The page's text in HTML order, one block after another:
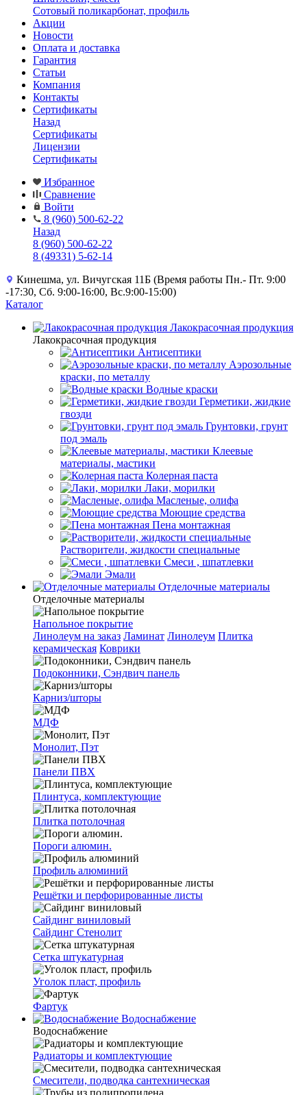
Сотовый поликарбонат, профиль
Акции
Новости
Оплата и доставка
Гарантия
Статьи
Компания
Контакты
Сертификаты
Назад
Сертификаты
Лицензии
Сертификаты
Избранное
Сравнение
Войти
8 (960) 500-62-22
Назад
8 (960) 500-62-22
8 (49331) 5-62-14
Кинешма, ул. Вичугская 11Б (Время работы Пн.- Пт. 9:00
-17:30, Сб. 9:00-16:00, Вс.9:00-15:00)
Каталог
Лакокрасочная продукция
Лакокрасочная продукция
Антисептики
Аэрозольные
краски, по металлу
Водные краски
Герметики, жидкие
гвозди
Грунтовки, грунт
под эмаль
Клеевые
материалы, мастики
Колерная паста
Лаки, морилки
Масленые, олифа
Моющие средства
Пена монтажная
Растворители, жидкости специальные
Смеси , шпатлевки
Эмали
Отделочные материалы
Отделочные материалы
Напольное покрытие
Линолеум на заказ Ламинат Линолеум Плитка
керамическая Коврики
Подоконники, Сэндвич панель
Карниз/шторы
МДФ
Монолит, Пэт
Панели ПВХ
Плинтуса, комплектующие
Плитка потолочная
Пороги алюмин.
Профиль алюминий
Решётки и перфорированные листы
Сайдинг виниловый
Сайдинг Стенолит
Сетка штукатурная
Уголок пласт, профиль
Фартук
Водоснабжение
Водоснабжение
Радиаторы и комплектующие
Смесители, подводка сантехническая